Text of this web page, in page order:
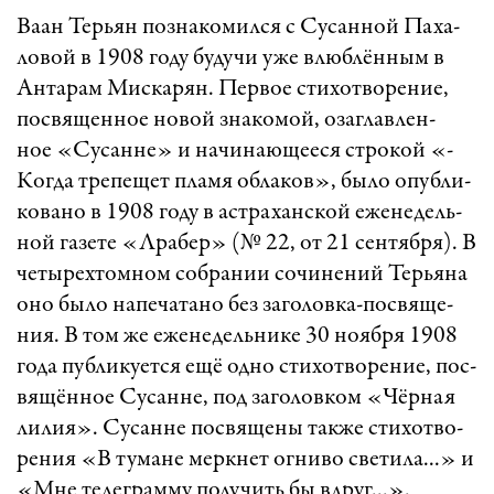
­Ва­ан Тер­ьян поз­на­ко­мил­ся с Су­сан­ной Па­ха­
ло­вой в 1908 го­ду бу­ду­чи уже влюб­лён­ным в
Ан­та­рам Мис­ка­рян. Пер­вое сти­хот­во­ре­ни­е,
пос­вя­щен­ное но­вой зна­ко­мой, озаг­лав­лен­
ное «­Су­саннe» и на­чи­на­ю­ще­е­ся ст­ро­кой «­
Ког­да тре­пе­щет пла­мя об­ла­ков», бы­ло опуб­ли­
ко­ва­но в 1908 го­ду в аст­ра­ханс­кой еже­не­дель­
ной га­зе­те «Л­ра­бер» (№ 22, от 21 сен­тяб­ря). В
че­ты­рех­том­ном соб­ра­нии сочи­не­ний Тер­ья­на
оно бы­ло на­пе­ча­та­но без за­го­лов­ка-пос­вя­ще­
ни­я. В том же еже­не­дель­ни­ке 30 но­яб­ря 1908
го­да пуб­ли­ку­ет­ся ещё од­но сти­хот­во­ре­ни­е, пос­
вя­щён­ное Су­сан­не, под за­го­лов­ком «­Чёр­ная
ли­ли­я». Су­саннe пос­вя­ще­ны так­же сти­хот­во­
ре­ния «В ту­ма­не мерк­нет ог­ни­во све­ти­ла...» и